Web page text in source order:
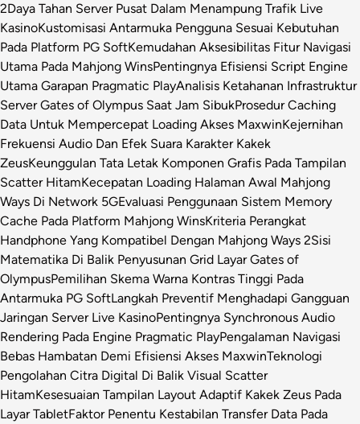
2Daya Tahan Server Pusat Dalam Menampung Trafik Live
KasinoKustomisasi Antarmuka Pengguna Sesuai Kebutuhan
Pada Platform PG SoftKemudahan Aksesibilitas Fitur Navigasi
Utama Pada Mahjong WinsPentingnya Efisiensi Script Engine
Utama Garapan Pragmatic PlayAnalisis Ketahanan Infrastruktur
Server Gates of Olympus Saat Jam SibukProsedur Caching
Data Untuk Mempercepat Loading Akses MaxwinKejernihan
Frekuensi Audio Dan Efek Suara Karakter Kakek
ZeusKeunggulan Tata Letak Komponen Grafis Pada Tampilan
Scatter HitamKecepatan Loading Halaman Awal Mahjong
Ways Di Network 5GEvaluasi Penggunaan Sistem Memory
Cache Pada Platform Mahjong WinsKriteria Perangkat
Handphone Yang Kompatibel Dengan Mahjong Ways 2Sisi
Matematika Di Balik Penyusunan Grid Layar Gates of
OlympusPemilihan Skema Warna Kontras Tinggi Pada
Antarmuka PG SoftLangkah Preventif Menghadapi Gangguan
Jaringan Server Live KasinoPentingnya Synchronous Audio
Rendering Pada Engine Pragmatic PlayPengalaman Navigasi
Bebas Hambatan Demi Efisiensi Akses MaxwinTeknologi
Pengolahan Citra Digital Di Balik Visual Scatter
HitamKesesuaian Tampilan Layout Adaptif Kakek Zeus Pada
Layar TabletFaktor Penentu Kestabilan Transfer Data Pada